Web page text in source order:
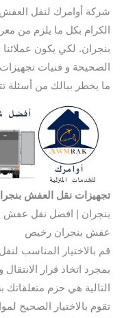
شركة أوامرك لنقل
الكرام بكل ما يلزم من
بنجران. لكي يكون
الصحيحة و فنيات
ما يخطر ببالك من أسئلة
تجهيزات نقل العفش
بنجران | افضل نقل عفش
عفش بنجران رخيص
قم بالاختيار المناسب
بمجرد اتخاذ قرار
التالية هي حزم
تقوم بالاختيار الصحيح